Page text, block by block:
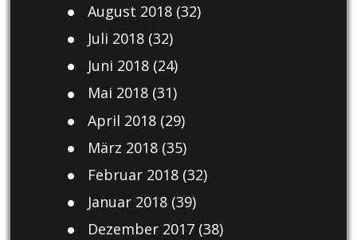
August 2018(32)
Juli 2018(32)
Juni 2018(24)
Mai 2018(31)
April 2018(29)
März 2018(35)
Februar 2018(32)
Januar 2018(39)
Dezember 2017(38)